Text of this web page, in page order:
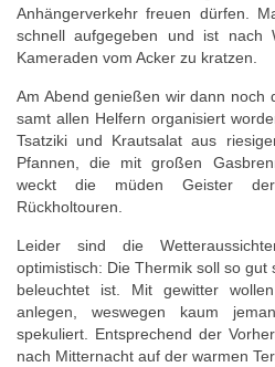
Anhängerverkehr freuen dürfen.
schnell aufgegeben und ist nach
Kameraden vom Acker zu kratzen.
Am Abend genießen wir dann noch
samt allen Helfern organisiert
Tsatziki und Krautsalat aus
Pfannen, die mit großen
weckt die müden Geister
Rückholtouren.
Leider sind die
optimistisch: Die Thermik soll so
beleuchtet ist. Mit gewitter
anlegen, weswegen kaum
spekuliert. Entsprechend der
nach Mitternacht auf der warmen